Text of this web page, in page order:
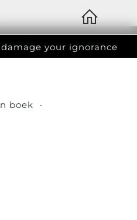
your ignorance
boek -